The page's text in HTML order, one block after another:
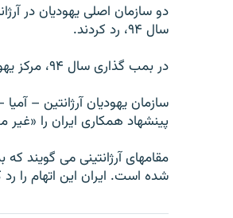
برنامه‌های رادیویی
چندرسانه‌ای
گزارش‌های تصویری
گزارش‌های ویدئویی
دو سازمان اصلی يهوديان در
سال ۹۴، رد کردند.
در بمب گذاری سال ۹۴، مرکز يهوديان آميا در بوينس آيرس با خاک يکسان شد و ۸۵ نفر کشته شدند.
سازمان يهوديان آرژانتين –
پينشهاد همکاری ايران را
شده است. ايران اين اتهام را